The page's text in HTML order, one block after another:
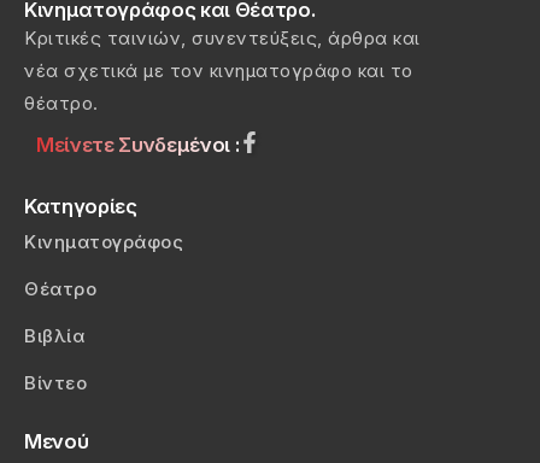
Κινηματογράφος και Θέατρο.
Κριτικές ταινιών, συνεντεύξεις, άρθρα και
νέα σχετικά με τον κινηματογράφο και το
θέατρο.
Μείνετε Συνδεμένοι :
Κατηγορίες
Κινηματογράφος
Θέατρο
Βιβλία
Βίντεο
Μενού